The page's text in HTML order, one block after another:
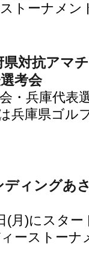
トーナメン
県対抗アマ
考会
・兵庫代表
兵庫県ゴル
ディングあ
(月)にスタ
ーストーナ